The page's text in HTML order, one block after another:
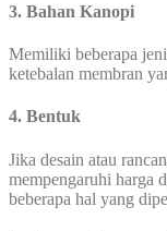
3. Bahan Kanopi
Memiliki beberapa
ketebalan membran
4. Bentuk
Jika desain atau
mempengaruhi harga
beberapa hal yang